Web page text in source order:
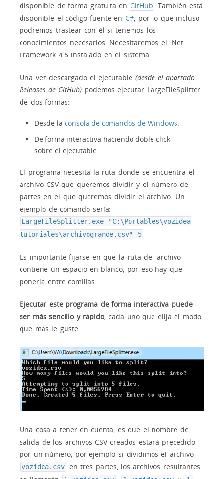
disponible de forma gratuita en GitHub . También está
disponible el código fuente en C# , por lo que incluso
podremos trastear con él si tenemos los
conocimientos necesarios. Necesitaremos el .Net
Framework 4.5 instalado en el sistema.
Una vez descargado el ejecutable (desde el apartado
Releases de GitHub) podemos ejecutar LargeFileSplitter
de dos formas:
Desde la consola de comandos de Windows.
De forma interactiva haciendo doble click
sobre el ejecutable.
El programa necesita la ruta donde se encuentra el
archivo CSV que queremos dividir y el número de
partes en el que queremos dividir el archivo. Un
ejemplo de comando sería:
LargeFileSplitter.exe "C:\Portables\vozidea
tutoriales\archivogrande.csv" 5
Es importante fijarse en que la ruta del archivo
contiene un espacio en blanco, por eso hay que
ponerla entre comillas.
Ejecutar este programa de forma interactiva puede
ser más sencillo y rápido, cada uno que elija el modo
que más le guste.
Una cosa a tener en cuenta, es que el nombre de
salida de los archivos CSV creados estará precedido
por un número, por ejemplo si dividimos el archivo
vozidea.csv
en tres partes, los archivos resultantes